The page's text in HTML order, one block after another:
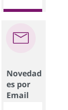
Novedad
es por
Email